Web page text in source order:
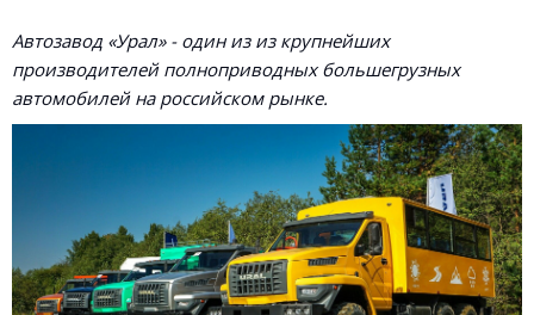
Автозавод «Урал» - один из из крупнейших
производителей полноприводных большегрузных
автомобилей на российском рынке.